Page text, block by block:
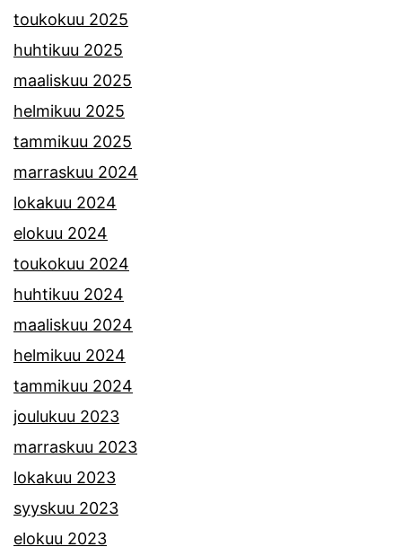
toukokuu 2025
huhtikuu 2025
maaliskuu 2025
helmikuu 2025
tammikuu 2025
marraskuu 2024
lokakuu 2024
elokuu 2024
toukokuu 2024
huhtikuu 2024
maaliskuu 2024
helmikuu 2024
tammikuu 2024
joulukuu 2023
marraskuu 2023
lokakuu 2023
syyskuu 2023
elokuu 2023